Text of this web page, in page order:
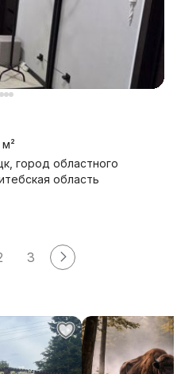
город областного
область
3